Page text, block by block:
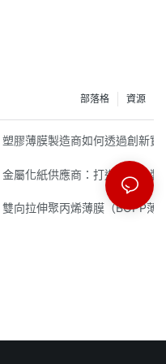
資源
部落格
製造商：柔性包裝的支柱
塑膠薄膜製造商如何透過創新實
洞見
金屬化紙供應商：打造奢華包裝
您的業務至關重要
雙向拉伸聚丙烯薄膜（BOPP薄